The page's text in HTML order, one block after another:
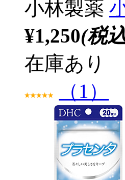
小林製薬
¥1,250(税
在庫あり
（1）